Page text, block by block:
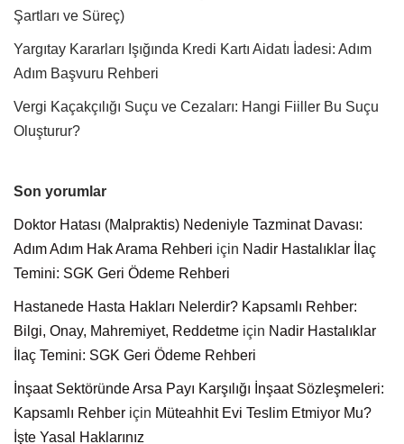
Şartları ve Süreç)
Yargıtay Kararları Işığında Kredi Kartı Aidatı İadesi: Adım
Adım Başvuru Rehberi
Vergi Kaçakçılığı Suçu ve Cezaları: Hangi Fiiller Bu Suçu
Oluşturur?
Son yorumlar
Doktor Hatası (Malpraktis) Nedeniyle Tazminat Davası:
Adım Adım Hak Arama Rehberi için Nadir Hastalıklar İlaç
Temini: SGK Geri Ödeme Rehberi
Hastanede Hasta Hakları Nelerdir? Kapsamlı Rehber:
Bilgi, Onay, Mahremiyet, Reddetme için Nadir Hastalıklar
İlaç Temini: SGK Geri Ödeme Rehberi
İnşaat Sektöründe Arsa Payı Karşılığı İnşaat Sözleşmeleri:
Kapsamlı Rehber için Müteahhit Evi Teslim Etmiyor Mu?
İşte Yasal Haklarınız